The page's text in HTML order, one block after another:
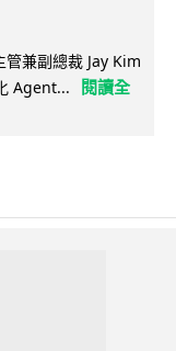
兼副總裁 Jay Kim
Agent...
閱讀全